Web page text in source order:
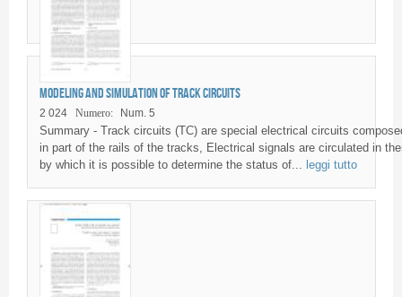
Modeling and simulation of Track Circuits
2 024 Numero: Num. 5
Summary - Track circuits (TC) are special electrical circuits
in part of the rails of the tracks, Electrical signals are circulated in
by which it is possible to determine the status of... leggi tutto